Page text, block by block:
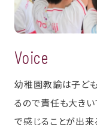
Voice
幼稚園教諭は子ど
るので責任も大き
で感じることが出来